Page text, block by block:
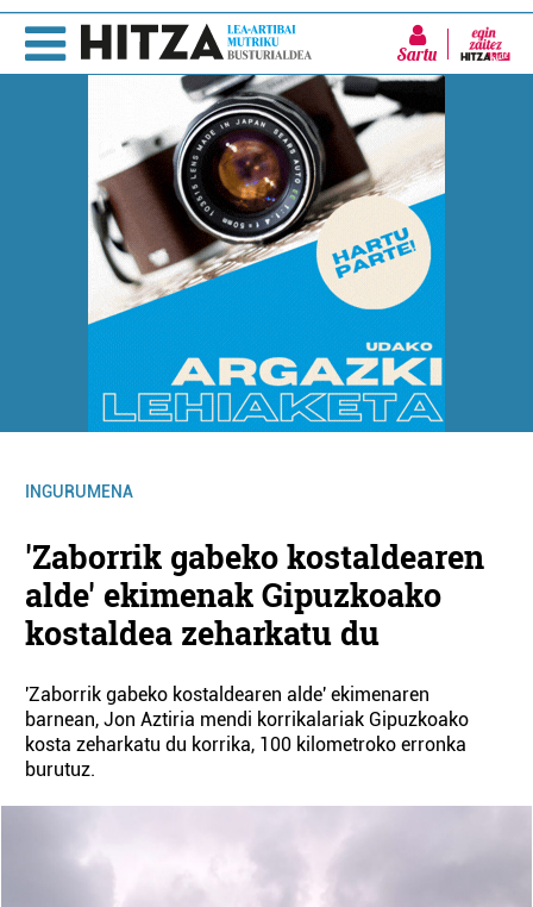
Sartu
INGURUMENA
'Zaborrik gabeko kostaldearen
alde' ekimenak Gipuzkoako
kostaldea zeharkatu du
'Zaborrik gabeko kostaldearen alde' ekimenaren
barnean, Jon Aztiria mendi korrikalariak Gipuzkoako
kosta zeharkatu du korrika, 100 kilometroko erronka
burutuz.